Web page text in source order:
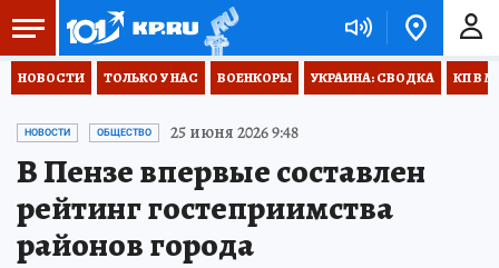
НОВОСТИ ТОЛЬКО У НАС ВОЕНКОРЫ УКРАИНА: СВОДКА КП В
НОВОСТИ ОБЩЕСТВО 25 июня 2026 9:48
В Пензе впервые составлен
рейтинг гостеприимства
районов города